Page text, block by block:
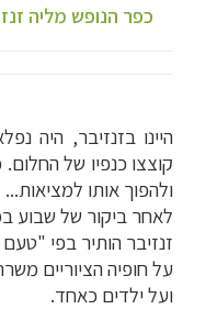
כפר הנופש מליה
היינו בזנזיבר, היה
קוצצו כנפיו של
ולהפוך אותו למציאות...
לאחר ביקור של שבוע
זנזיבר הותיר בפי
עלחופיההציוריים
ועל ילדים כאחד.